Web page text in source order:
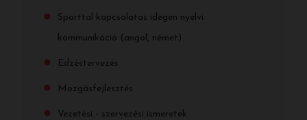
Sporttal kapcsolatos idegen nyelvi
kommunikáció (angol, német)
Edzéstervezés
Mozgásfejlesztés
Vezetési - szervezési ismeretek